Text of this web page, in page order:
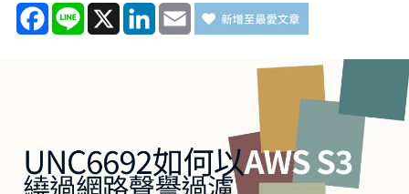
Facebook
Line X LinkedIn
Email